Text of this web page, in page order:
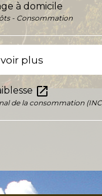
à domicile
- Consommation
plus
open_in_new
de la consommation